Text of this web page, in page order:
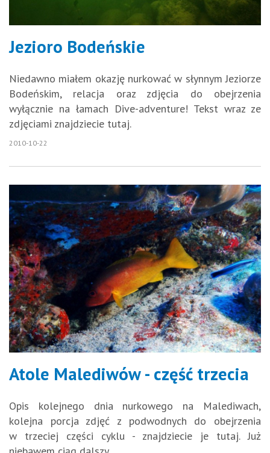
Jezioro Bodeńskie
Niedawno miałem okazję nurkować w słynnym Jeziorze
Bodeńskim, relacja oraz zdjęcia do obejrzenia
wyłącznie na łamach Dive-adventure! Tekst wraz ze
zdjęciami znajdziecie tutaj.
2010-10-22
Atole Malediwów - część trzecia
Opis kolejnego dnia nurkowego na Malediwach,
kolejna porcja zdjęć z podwodnych do obejrzenia
w trzeciej części cyklu - znajdziecie je tutaj. Już